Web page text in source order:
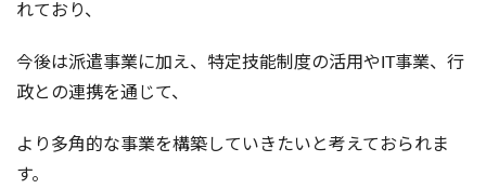
れており、
今後は派遣事業に加え、特定技能制度の活用やIT事業、行
政との連携を通じて、
より多角的な事業を構築していきたいと考えておられま
す。